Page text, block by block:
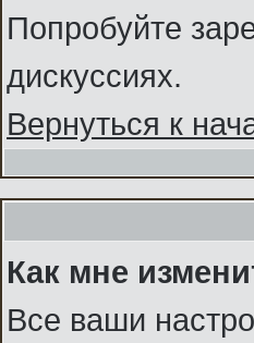
Попробуйте
дискуссиях.
Вернуться к
Как мне
Все ваши